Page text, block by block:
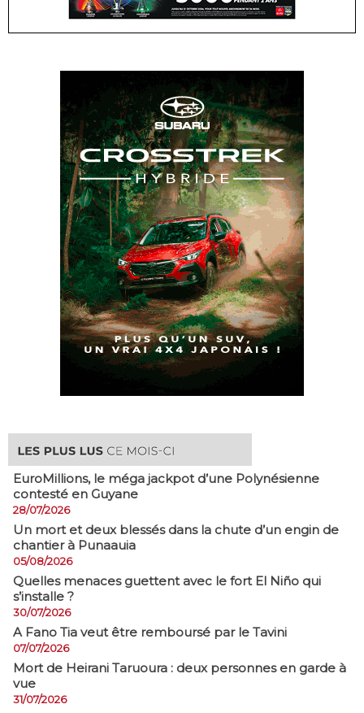
EuroMillions, ​le méga jackpot d’une Polynésienne
contesté en Guyane
28/07/2026
​Un mort et deux blessés dans la chute d’un engin de
chantier à Punaauia
05/08/2026
Quelles menaces guettent avec le fort El Niño qui
s’installe ?
30/07/2026
A Fano Tia veut être remboursé par le Tavini
07/07/2026
Mort de Heirani Taruoura : deux personnes en garde à
vue
31/07/2026